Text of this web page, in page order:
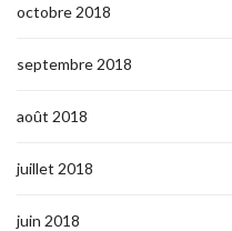
octobre 2018
septembre 2018
août 2018
juillet 2018
juin 2018